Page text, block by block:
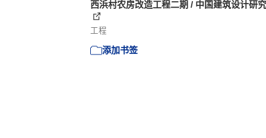
西浜村农房改造工程二期 / 中国建筑设计研
工程
添加书签